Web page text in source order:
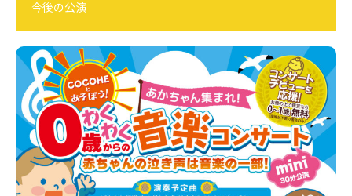
今後の公演